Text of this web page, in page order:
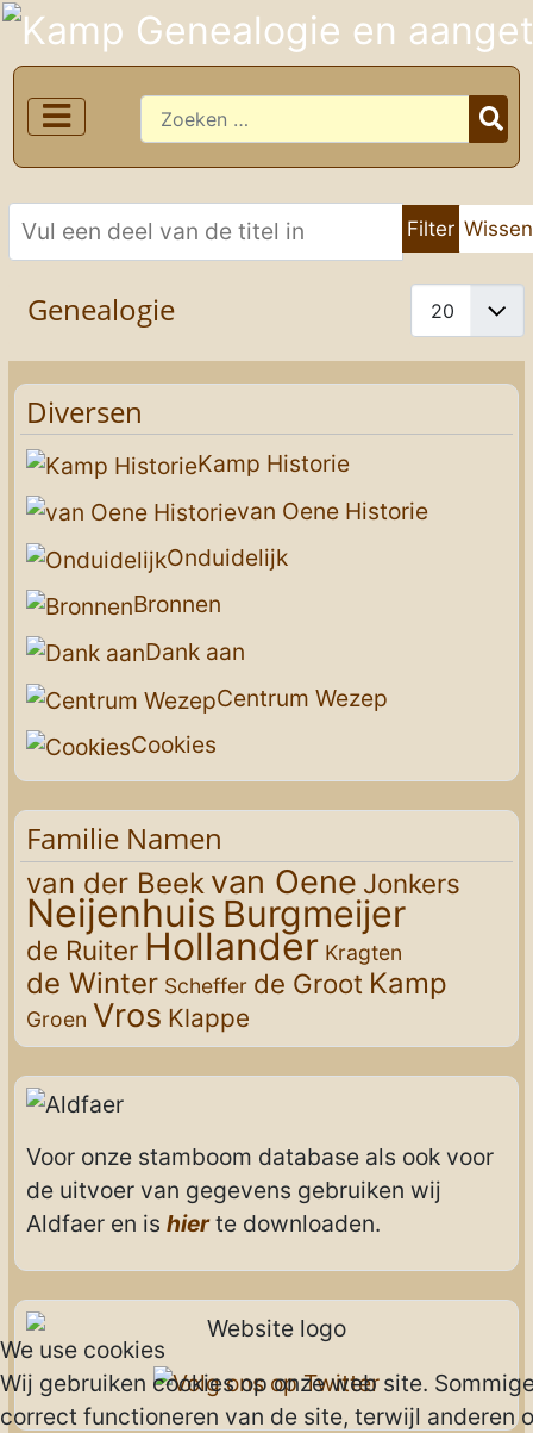
Zoeken
Vul een deel van de titel in Filter Wissen
Toon #
Genealogie
Diversen
Kamp Historie
van Oene Historie
Onduidelijk
Bronnen
Dank aan
Centrum Wezep
Cookies
Familie Namen
van der Beek van Oene Jonkers
Neijenhuis Burgmeijer
de Ruiter Hollander Kragten
de Winter Scheffer de Groot Kamp
Groen Vros Klappe
Voor onze stamboom database als ook voor
de uitvoer van gegevens gebruiken wij
Aldfaer en is hierte downloaden.
We use cookies
Wij gebruiken cookies op onze web site.
correct functioneren van de site, terwijl anderen